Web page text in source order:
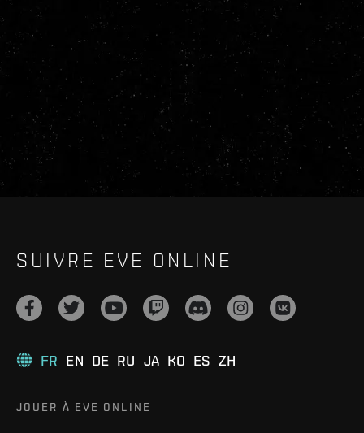
SUIVRE EVE ONLINE
FR EN DE RU JA KO ES ZH
JOUER À EVE ONLINE